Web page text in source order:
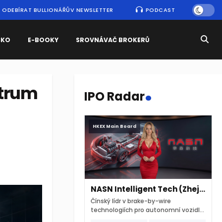
ODEBÍRAT BULLIONÁŘŮV NEWSLETTER PODCAST
E-BOOKY SROVNÁVAČ BROKERŮ
IPO Radar.
HKEX Main Board
NASN Intelligent Tech (Zhejiang)
Čínský lídr v brake-by-wire
technologiích pro autonomní vozidla